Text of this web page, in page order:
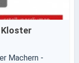
Kloster
Machern -